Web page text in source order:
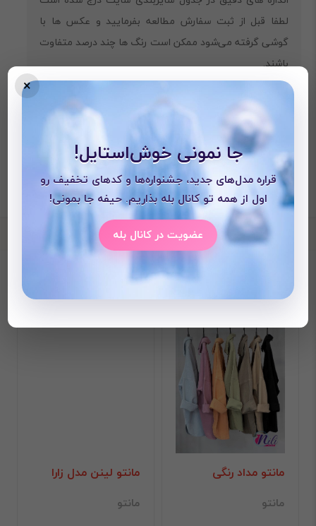
لطفا قبل از ثبت سفارش مطالعه بفرمایید و عکس ها با
گوشی گرفته می‌شود ممکن است رنگ ها چند درصد متفاوت
باشند.
محصولات دیده شده
مانتو مداد رنگی
مانتو
مانتو لینن مدل زارا
مانتو
×
جا نمونی خوش‌استایل!
قراره مدل‌های جدید، جشنواره‌ها و کدهای تخفیف رو
اول از همه تو کانال بله بذاریم. حیفه جا بمونی!
عضویت در کانال بله